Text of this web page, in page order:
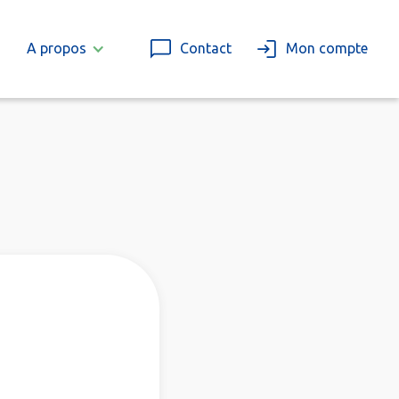
A propos Contact Mon compte